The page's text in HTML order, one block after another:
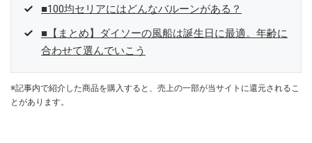
■100均セリアにはどんなバルーンがある？
■【まとめ】ダイソーの風船は誕生日に最適。年齢に
合わせて選んでいこう
※記事内で紹介した商品を購入すると、売上の一部が当サイトに還元されるこ
とがあります。